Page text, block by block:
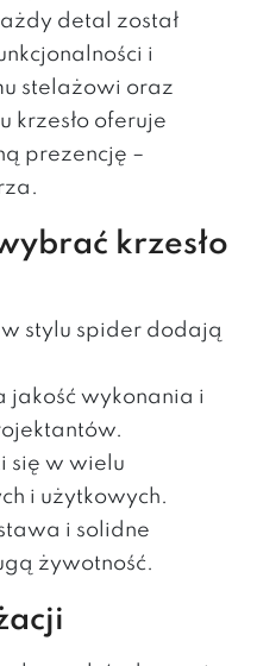
detal został
i
stelażowi oraz
krzesło oferuje
prezencję –
krzesło
stylu spider dodają
jakość wykonania i
się w wielu
i użytkowych.
i solidne
żywotność.